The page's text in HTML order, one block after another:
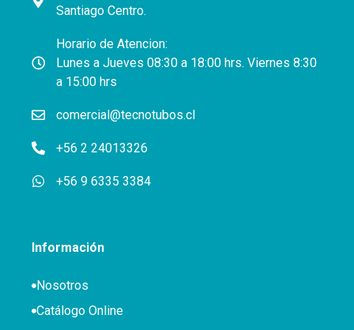
Santiago Centro.
Horario de Atencion:
Lunes a Jueves 08:30 a 18:00 hrs. Viernes 8:30
a 15:00 hrs
comercial@tecnotubos.cl
+56 2 24013326
+56 9 6335 3384
Información
Nosotros
Catálogo Online